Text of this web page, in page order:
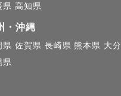
能です❗️お気軽に公
おります。お急ぎの場
での交通費は依頼料に
🙏
県 高知県
・沖縄
県 佐賀県 長崎県 熊本県 大
県